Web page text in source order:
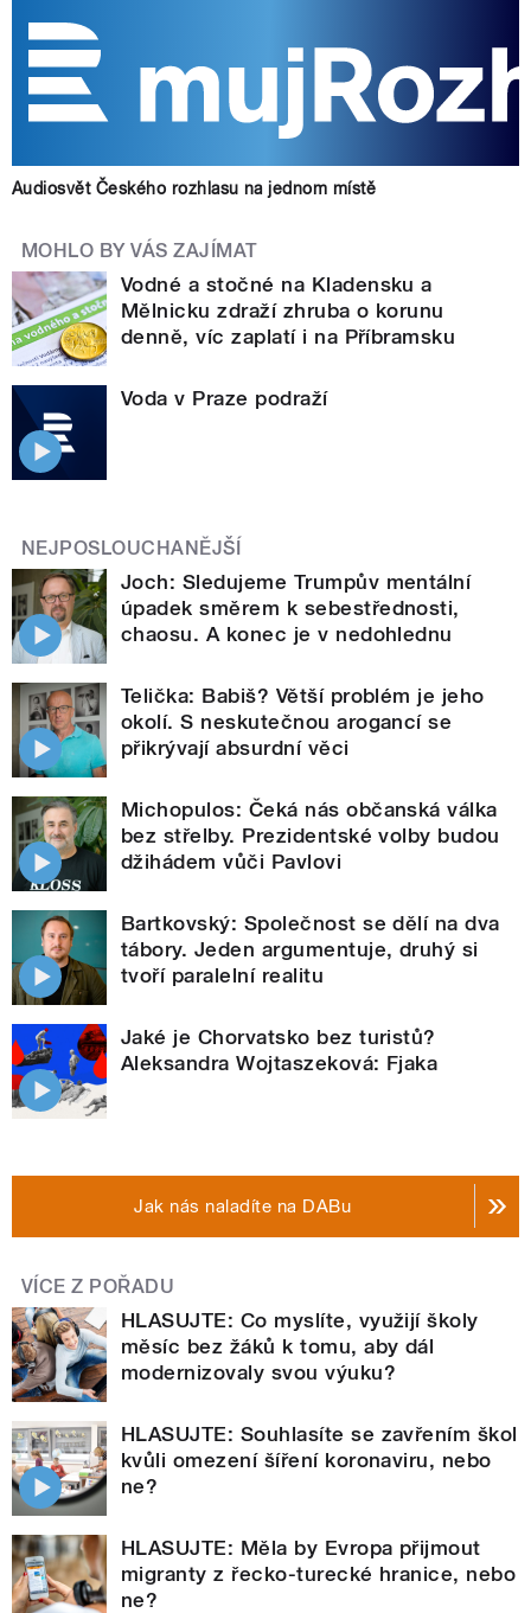
Audiosvět Českého rozhlasu na jednom místě
MOHLO BY VÁS ZAJÍMAT
Vodné a stočné na Kladensku a
Mělnicku zdraží zhruba o korunu
denně, víc zaplatí i na Příbramsku
Voda v Praze podraží
NEJPOSLOUCHANĚJŠÍ
Joch: Sledujeme Trumpův mentální
úpadek směrem k sebestřednosti,
chaosu. A konec je v nedohlednu
Telička: Babiš? Větší problém je jeho
okolí. S neskutečnou arogancí se
přikrývají absurdní věci
Michopulos: Čeká nás občanská válka
bez střelby. Prezidentské volby budou
džihádem vůči Pavlovi
Bartkovský: Společnost se dělí na dva
tábory. Jeden argumentuje, druhý si
tvoří paralelní realitu
Jaké je Chorvatsko bez turistů?
Aleksandra Wojtaszeková: Fjaka
Jak nás naladíte na DABu
VÍCE Z POŘADU
HLASUJTE: Co myslíte, využijí školy
měsíc bez žáků k tomu, aby dál
modernizovaly svou výuku?
HLASUJTE: Souhlasíte se zavřením škol
kvůli omezení šíření koronaviru, nebo
ne?
HLASUJTE: Měla by Evropa přijmout
migranty z řecko-turecké hranice, nebo
ne?